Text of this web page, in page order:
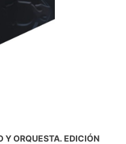
Y ORQUESTA. EDICIÓN